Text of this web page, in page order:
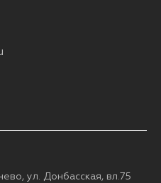
ул. Донбасская, вл.75